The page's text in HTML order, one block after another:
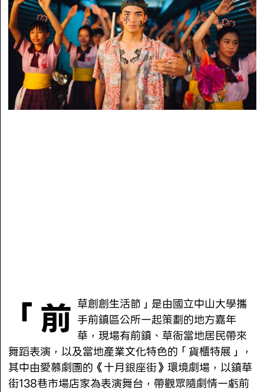
「前 草創創生活節」是由國立中山大學攜
手前鎮區公所一起策劃的地方嘉年
華，現場有前鎮、草衙當地居民帶來
舞蹈表演，以及當地產業文化特色的「貨櫃特展」，
其中由愛慕劇團的《十月銀座街》環境劇場，以鎮華
街138巷市場店家為表演舞台，帶觀眾隨劇情一虧前